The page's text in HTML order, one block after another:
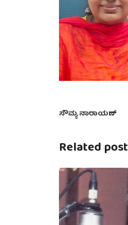
ಸೌಮ್ಯ ನಾರಾಯಣ್
Related post